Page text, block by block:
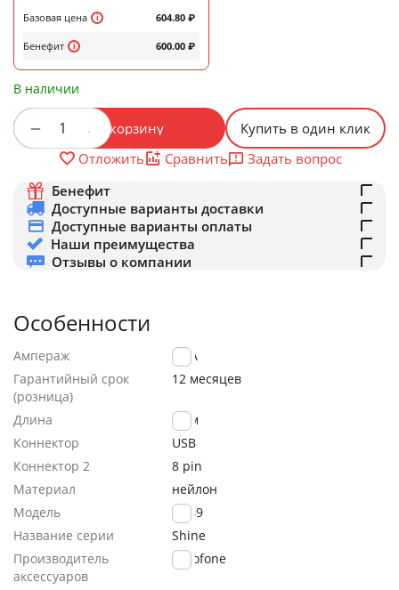
Базовая цена
Бенефит
604.80 ₽
600.00 ₽
В наличии
+
− В корзину
Купить в один клик
Отложить
Сравнить
Задать вопрос
Бенефит
Доступные варианты доставки
Доступные варианты оплаты
Наши преимущества
Отзывы о компании
Особенности
Ампераж
2.4A
Гарантийный срок
(розница)
12 месяцев
Длина
1.2м
Коннектор
USB
Коннектор 2
8 pin
Материал
нейлон
Модель
BU49
Название серии
Shine
Производитель
аксессуаров
Borofone